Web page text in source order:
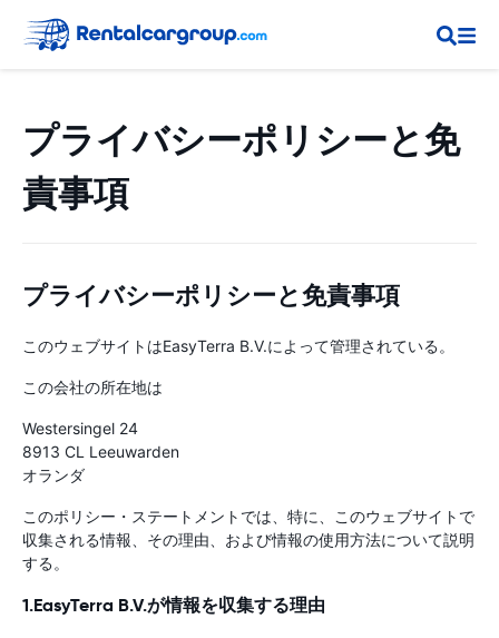
プライバシーポリシーと免
責事項
プライバシーポリシーと免責事項
このウェブサイトはEasyTerra B.V.によって管理されている。
この会社の所在地は
Westersingel 24
8913 CL Leeuwarden
オランダ
このポリシー・ステートメントでは、特に、このウェブサイトで
収集される情報、その理由、および情報の使用方法について説明
する。
1.EasyTerra B.V.が情報を収集する理由